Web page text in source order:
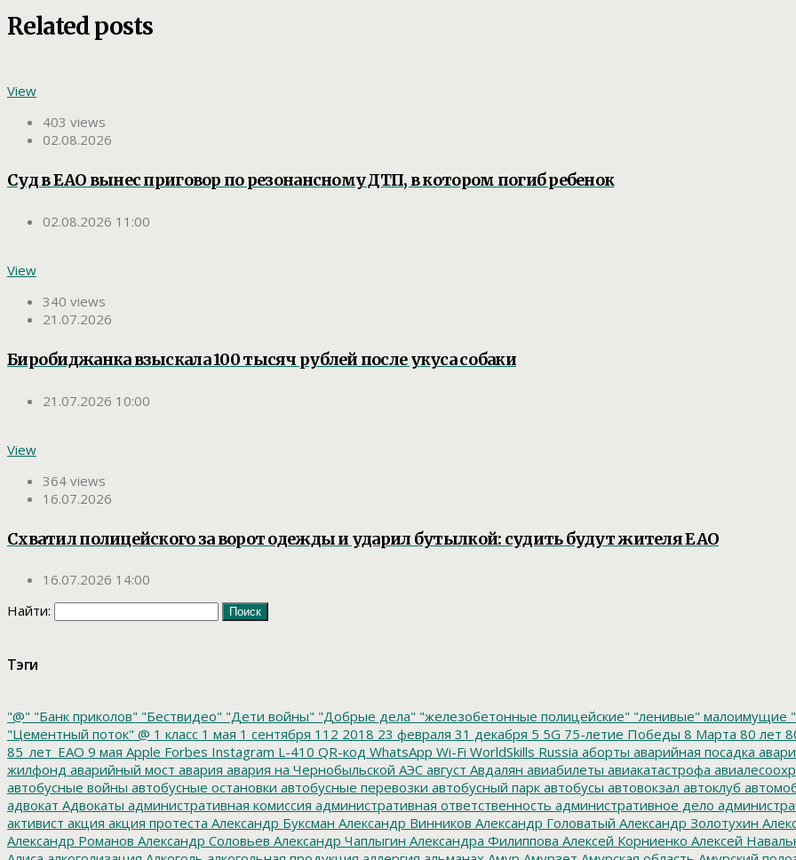
Related posts
View
403 views
02.08.2026
Суд в ЕАО вынес приговор по резонансному ДТП, в котором погиб ребенок
02.08.2026 11:00
View
340 views
21.07.2026
Биробиджанка взыскала 100 тысяч рублей после укуса собаки
21.07.2026 10:00
View
364 views
16.07.2026
Схватил полицейского за ворот одежды и ударил бутылкой: судить будут жителя ЕАО
16.07.2026 14:00
Найти:
Тэги
"@" "Банк приколов" "Бествидео" "Дети войны" "Добрые дела" "железобетонные полицейские" "ленивые" малоимущие
"Цементный поток" @ 1 класс 1 мая 1 сентября 112 2018 23 февраля 31 декабря 5 5G 75-летие Победы 8 Марта 80 лет
85_лет_ЕАО 9 мая Apple Forbes Instagram L-410 QR-код WhatsApp Wi-Fi WorldSkills Russia аборты аварийная посадка
жилфонд аварийный мост авария авария на Чернобыльской АЭС август Авдалян авиабилеты авиакатастрофа
автобусные войны автобусные остановки автобусные перевозки автобусный парк автобусы автовокзал автоклуб
адвокат Адвокаты административная комиссия административная ответственность административное дело
активист акция акция протеста Александр Буксман Александр Винников Александр Головатый Александр Золотухин
Александр Романов Александр Соловьев Александр Чаплыгин Александра Филиппова Алексей Корниенко Алексей